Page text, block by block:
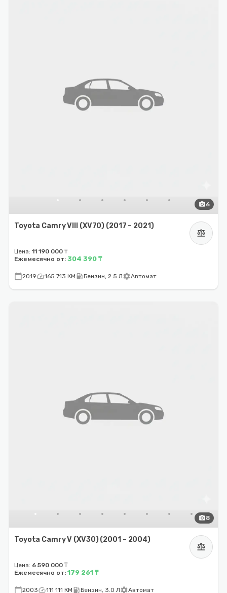
photo_camera6
Toyota Camry VIII (XV70) (2017 – 2021)
balance
Цена: 11 190 000 ₸
Ежемесячно от: 304 390 ₸
calendar_today2019speed165 713 КМ local_gas_stationБензин, 2.5 ЛsettingsАвтомат
photo_camera8
Toyota Camry V (XV30) (2001 – 2004)
balance
Цена: 6 590 000 ₸
Ежемесячно от: 179 261 ₸
calendar_today2003speed111 111 КМ local_gas_stationБензин, 3.0 ЛsettingsАвтомат